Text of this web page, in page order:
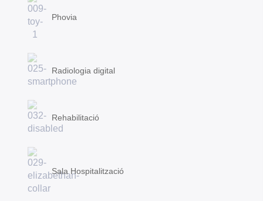
Phovia
Radiologia digital
Rehabilitació
Sala Hospitalització